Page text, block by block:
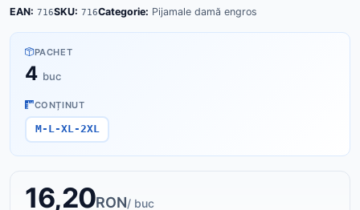
EAN: 716SKU: 716Categorie: Pijamale damă engros
PACHET
4 buc
CONȚINUT
M-L-XL-2XL
16,20RON/ buc